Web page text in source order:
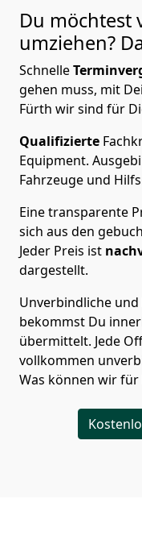
Du möchtest
umziehen?
Schnelle
gehen muss, mit
Fürth wir sind für
Qualifizierte
Equipment.
Fahrzeuge und
Eine transparente
sich aus den
Jeder Preis ist
dargestellt.
Unverbindliche
bekommst Du
übermittelt. Jede
vollkommen
Was können wir für